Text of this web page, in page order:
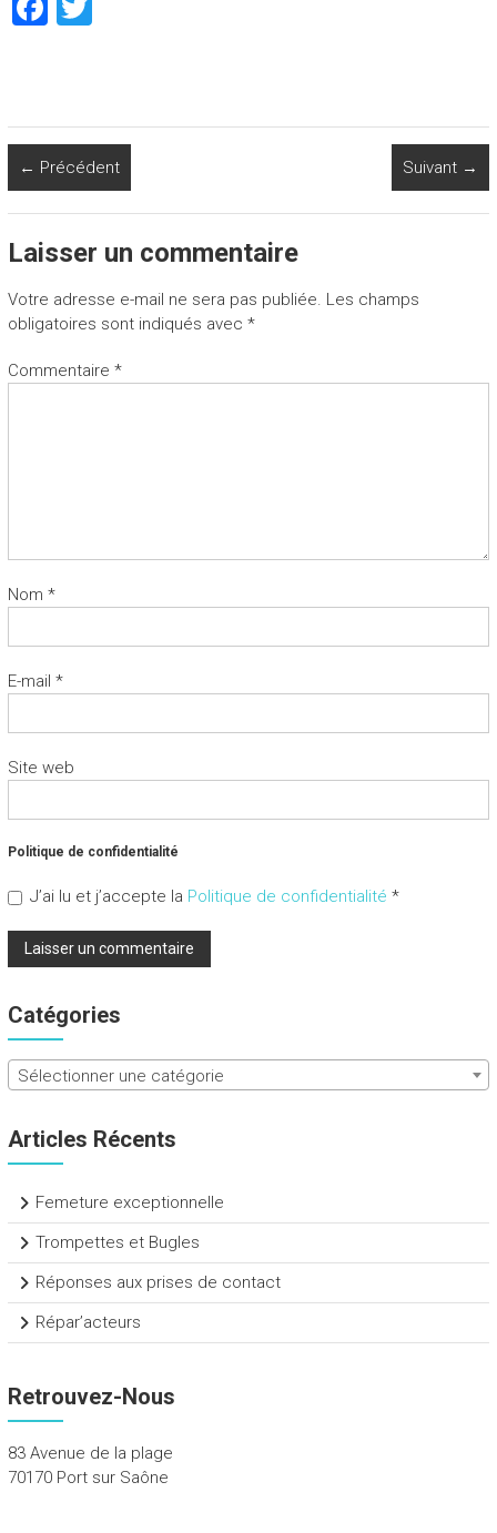
o
ok
← Précédent Suivant →
Laisser un commentaire
Votre adresse e-mail ne sera pas publiée. Les champs
obligatoires sont indiqués avec *
Commentaire *
Nom *
E-mail *
Site web
Politique de confidentialité
J’ai lu et j’accepte la Politique de confidentialité *
Catégories
Sélectionner une catégorie
Articles Récents
Femeture exceptionnelle
Trompettes et Bugles
Réponses aux prises de contact
Répar’acteurs
Retrouvez-Nous
83 Avenue de la plage
70170 Port sur Saône